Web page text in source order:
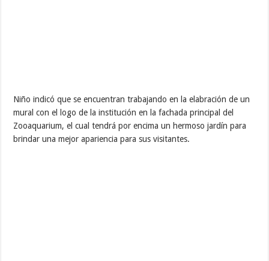
Niño indicó que se encuentran trabajando en la elabración de un
mural con el logo de la institución en la fachada principal del
Zooaquarium, el cual tendrá por encima un hermoso jardín para
brindar una mejor apariencia para sus visitantes.